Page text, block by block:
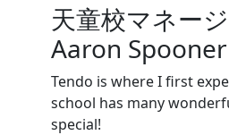
天童校マネー
Aaron Spooner
Tendo is where I first
school has many
special!